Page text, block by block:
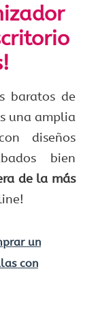
baratos de
una amplia
diseños
bien
de la más
un
con